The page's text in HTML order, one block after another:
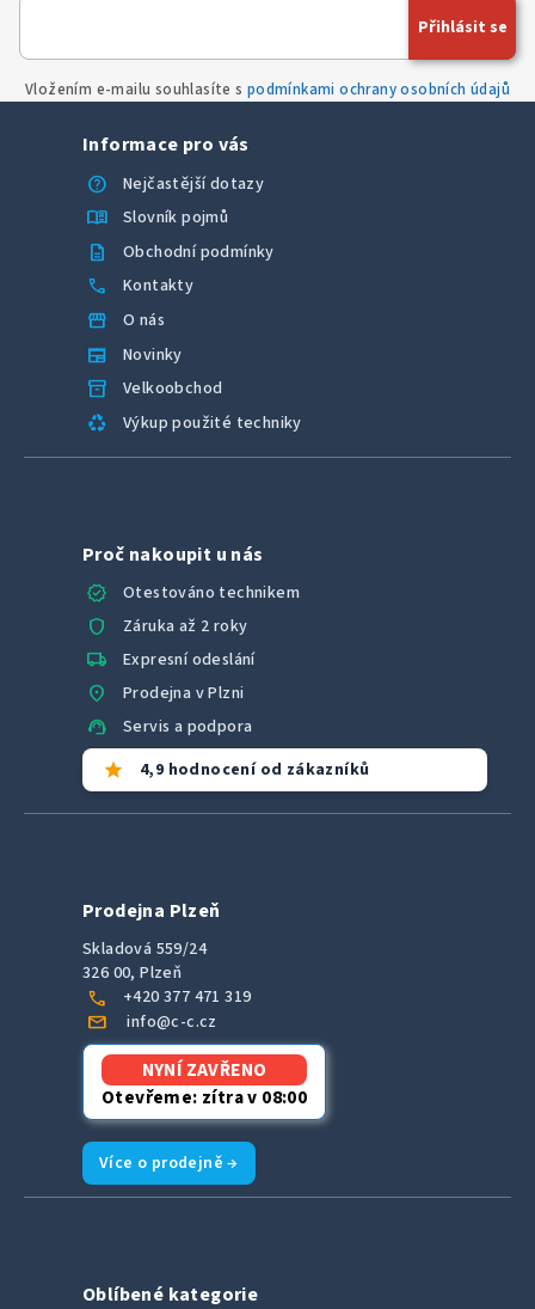
Vložením e-mailu souhlasíte s podmínkami ochrany osobních údajů
Přihlásit se
Informace pro vás
help
Nejčastější dotazy
menu_book Slovník pojmů
description Obchodní podmínky
call Kontakty
storefront O nás
newspaper Novinky
inventory_2 Velkoobchod
recycling Výkup použité techniky
Proč nakoupit u nás
verified
Otestováno technikem
shield Záruka až 2 roky
local_shipping Expresní odeslání
location_on Prodejna v Plzni
support_agent Servis a podpora
star 4,9 hodnocení od zákazníků
Prodejna Plzeň
Skladová 559/24
326 00, Plzeň
call +420 377 471 319
mail info@c-c.cz
NYNÍ ZAVŘENO
Otevřeme: zítra v 08:00
Více o prodejně →
Oblíbené kategorie